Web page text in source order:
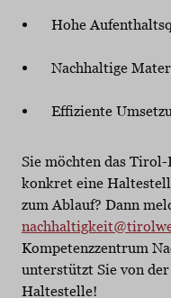
Hohe
Nachhaltige
Effiziente
Sie möchten das
konkret eine
zum Ablauf? Dann
Kompetenzzentrum
unterstützt Sie von
Haltestelle!